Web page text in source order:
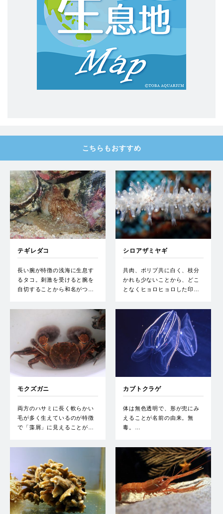
こちらもおすすめ
テギレダコ
長い腕が特徴の浅海に生息す
るタコ。刺激を受けると腕を
自切することから和名がつ…
シロアザミヤギ
共肉、ポリプ共に白く、枝分
かれも少ないことから、どこ
となくヒョロヒョロした印…
モクズガニ
両方のハサミに長く軟らかい
毛が多く生えているのが特徴
で「藻屑」に見えることが…
カブトクラゲ
体は無色透明で、形が兜にみ
えることが名前の由来。無
毒。…